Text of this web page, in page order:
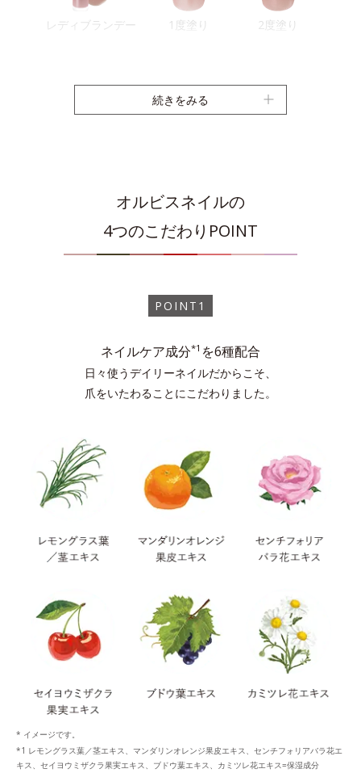
レディブランデー 1度塗り 2度塗り
スターリースカイ 1度塗り
続きをみる
オルビスネイルの
4つのこだわりPOINT
POINT1
ネイルケア成分*1 を6種配合
日々使うデイリーネイルだからこそ、
爪をいたわることにこだわりました。
* イメージです。
レモングラス葉／茎エキス、マンダリンオレンジ果皮エキス、センチフォリアバラ花エ
キス、セイヨウミザクラ果実エキス、ブドウ葉エキス、カミツレ花エキス=保湿成分